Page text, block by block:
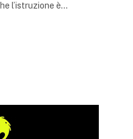
l’istruzione è…